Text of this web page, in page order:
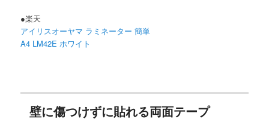
●楽天
アイリスオーヤマ ラミネーター 簡単
A4 LM42E ホワイト
壁に傷つけずに貼れる両面テープ